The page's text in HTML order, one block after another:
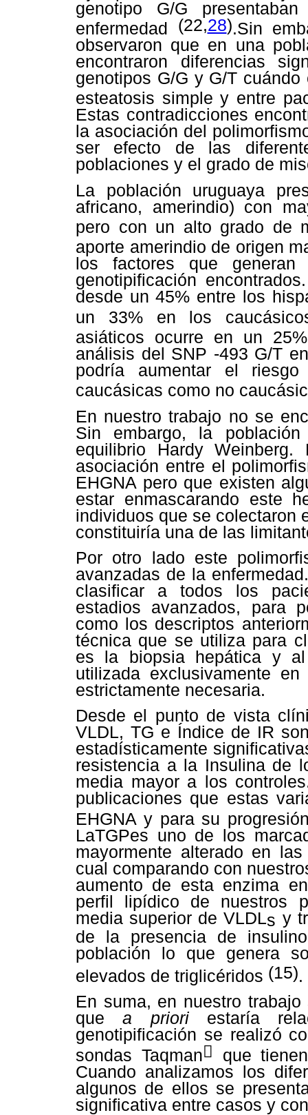
genotipo G/G
enfermedad (22,28).Sin
observaron que en una
encontraron diferencias
genotipos G/G y G/T
esteatosis simple y entre
Estas contradicciones
la asociación del
ser efecto de las
poblaciones y el grado de
La población uruguaya
africano, amerindio) con
pero con un alto grado de
aporte amerindio de origen
los factores que
genotipificación
desde un 45% entre los
un 33% en los
asiáticos ocurre en un
análisis del SNP -493 G/T
podría aumentar el
caucásicas como no
En nuestro trabajo no se
Sin embargo, la
equilibrio Hardy
asociación entre el
EHGNA pero que existen
estar enmascarando este
individuos que se colectaron
constituiría una de las
Por otro lado este
avanzadas de la
clasificar a todos los
estadios avanzados, para
como los descriptos
técnica que se utiliza para
es la biopsia hepática y
utilizada exclusivamente
estrictamente necesaria.
Desde el punto de vista
VLDL, TG e Índice de IR
estadísticamente
resistencia a la Insulina de
media mayor a los
publicaciones que estas
EHGNA y para su
LaTGPes uno de los
mayormente alterado en
cual comparando con
aumento de esta enzima
perfil lipídico de nuestros
media superior de VLDLs y
de la presencia de
población lo que genera
elevados de triglicéridos (15).
En suma, en nuestro
quea prioriestaría
genotipificación se realizó
sondas Taqman que
Cuando analizamos los
algunos de ellos se
significativa entre casos y